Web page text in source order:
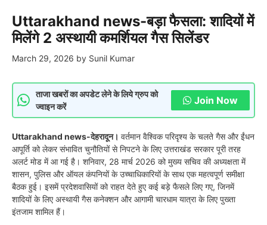
Uttarakhand news-बड़ा फैसला: शादियों में
मिलेंगे 2 अस्थायी कमर्शियल गैस सिलेंडर
March 29, 2026 by Sunil Kumar
ताजा खबरों का अपडेट लेने के लिये ग्रुप को
ज्वाइन करें
Join Now
Uttarakhand news-देहरादून। वर्तमान वैश्विक परिदृश्य के चलते गैस और ईंधन
आपूर्ति को लेकर संभावित चुनौतियों से निपटने के लिए उत्तराखंड सरकार पूरी तरह
अलर्ट मोड में आ गई है। शनिवार, 28 मार्च 2026 को मुख्य सचिव की अध्यक्षता में
शासन, पुलिस और ऑयल कंपनियों के उच्चाधिकारियों के साथ एक महत्वपूर्ण समीक्षा
बैठक हुई। इसमें प्रदेशवासियों को राहत देते हुए कई बड़े फैसले लिए गए, जिनमें
शादियों के लिए अस्थायी गैस कनेक्शन और आगामी चारधाम यात्रा के लिए पुख्ता
इंतजाम शामिल हैं।